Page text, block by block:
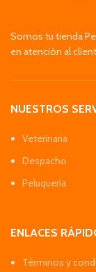
Somos tu tienda
en atención al
NUESTROS
Veterinaria
Despacho
Peluquería
ENLACES
Términos y